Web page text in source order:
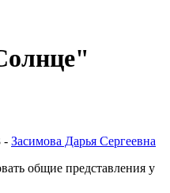
- Засимова Дарья Сергеевна
общие представления у